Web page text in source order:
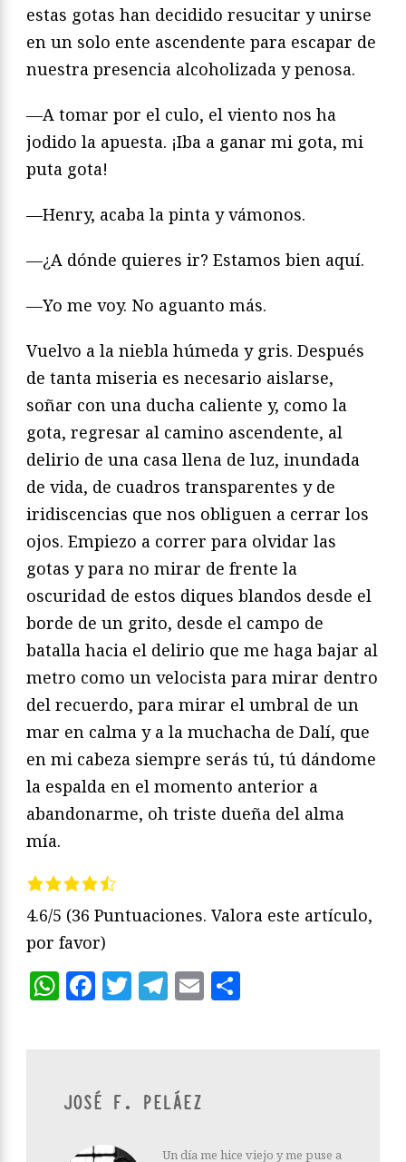
estas gotas han decidido resucitar y unirse
en un solo ente ascendente para escapar de
nuestra presencia alcoholizada y penosa.
—A tomar por el culo, el viento nos ha
jodido la apuesta. ¡Iba a ganar mi gota, mi
puta gota!
—Henry, acaba la pinta y vámonos.
—¿A dónde quieres ir? Estamos bien aquí.
—Yo me voy. No aguanto más.
Vuelvo a la niebla húmeda y gris. Después
de tanta miseria es necesario aislarse,
soñar con una ducha caliente y, como la
gota, regresar al camino ascendente, al
delirio de una casa llena de luz, inundada
de vida, de cuadros transparentes y de
iridiscencias que nos obliguen a cerrar los
ojos. Empiezo a correr para olvidar las
gotas y para no mirar de frente la
oscuridad de estos diques blandos desde el
borde de un grito, desde el campo de
batalla hacia el delirio que me haga bajar al
metro como un velocista para mirar dentro
del recuerdo, para mirar el umbral de un
mar en calma y a la muchacha de Dalí, que
en mi cabeza siempre serás tú, tú dándome
la espalda en el momento anterior a
abandonarme, oh triste dueña del alma
mía.
4.6/5 (36 Puntuaciones. Valora este artículo,
por favor)
WhatsApp
Facebook
Twitter
Telegram
Email
JOSÉ F. PELÁEZ
Un día me hice viejo y me puse a